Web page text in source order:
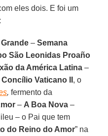
eles dois. E foi um
–Semana
São Leonidas Proaño
da América Latina –
Concílio Vaticano II , o
, fermento da
– A Boa Nova –
– o Pai que tem
do Reino do Amor” na